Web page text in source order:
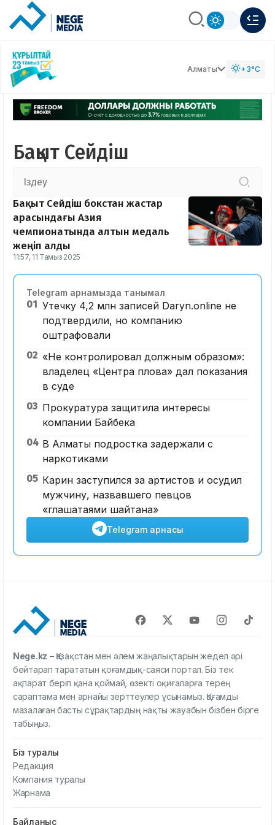
Алматы +3°C
Бақыт Сейдіш
Бақыт Сейдіш бокстан жастар
арасындағы Азия
чемпионатында алтын медаль
жеңіп алды
11:57, 11 Тамыз 2025
Telegram арнамызда танымал
01 Утечку 4,2 млн записей Daryn.online не
подтвердили, но компанию
оштрафовали
02 «Не контролировал должным образом»:
владелец «Центра плова» дал показания
в суде
03 Прокуратура защитила интересы
компании Байбека
04 В Алматы подростка задержали с
наркотиками
05 Карин заступился за артистов и осудил
мужчину, назвавшего певцов
«глашатаями шайтана»
Telegram арнасы
Nege.kz – Қазақстан мен әлем жаңалықтарын жедел әрі
бейтарап тарататын қоғамдық-саяси портал. Біз тек
ақпарат беріп қана қоймай, өзекті оқиғаларға терең
сараптама мен арнайы зерттеулер ұсынамыз. Қоғамды
мазалаған басты сұрақтардың нақты жауабын бізбен бірге
табыңыз.
Біз туралы
Редакция
Компания туралы
Жарнама
Байланыс